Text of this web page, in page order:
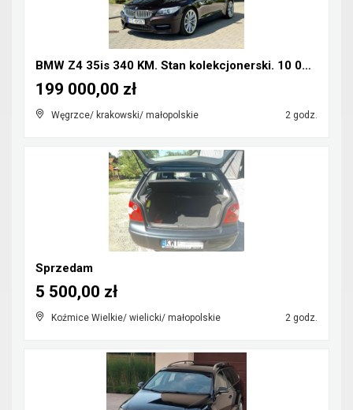
BMW Z4 35is 340 KM. Stan kolekcjonerski. 10 000 km...
Węgrzce/ krakowski/ małopolskie 2 godz.
199 000,00 zł
Sprzedam
Koźmice Wielkie/ wielicki/ małopolskie 2 godz.
5 500,00 zł